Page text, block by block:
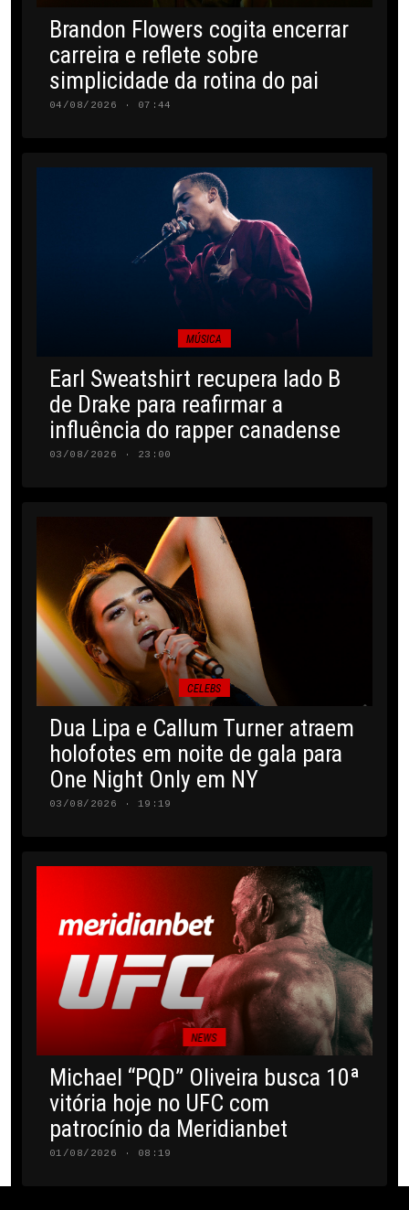
Brandon Flowers cogita encerrar
carreira e reflete sobre
simplicidade da rotina do pai
04/08/2026 · 07:44
MÚSICA
Earl Sweatshirt recupera lado B
de Drake para reafirmar a
influência do rapper canadense
03/08/2026 · 23:00
CELEBS
Dua Lipa e Callum Turner atraem
holofotes em noite de gala para
One Night Only em NY
03/08/2026 · 19:19
NEWS
Michael “PQD” Oliveira busca 10ª
vitória hoje no UFC com
patrocínio da Meridianbet
01/08/2026 · 08:19